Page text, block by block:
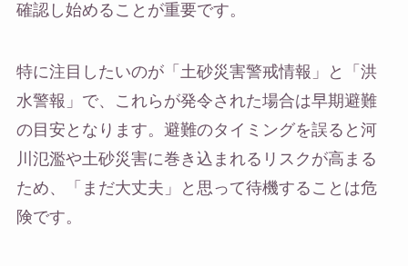
確認し始めることが重要です。
特に注目したいのが「土砂災害警戒情報」と「洪
水警報」で、これらが発令された場合は早期避難
の目安となります。避難のタイミングを誤ると河
川氾濫や土砂災害に巻き込まれるリスクが高まる
ため、「まだ大丈夫」と思って待機することは危
険です。